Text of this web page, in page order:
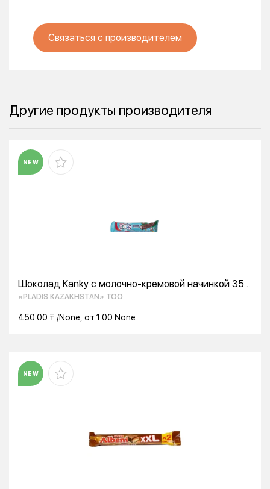
Связаться с производителем
Другие продукты производителя
NEW
Шоколад Kanky с молочно-кремовой начинкой 35
гр
«PLADIS KAZAKHSTAN» ТОО
450.00 ₸ /None, от 1.00 None
NEW